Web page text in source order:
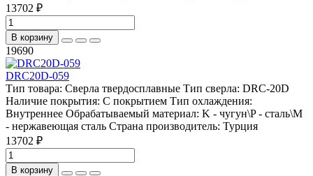
13702 ₽
В корзину
19690
DRC20D-059
Тип товара: Сверла твердосплавные Тип сверла: DRC-20D
Наличие покрытия: С покрытием Тип охлаждения:
Внутреннее Обрабатываемый материал: K - чугун\P - сталь\М
- нержавеющая сталь Страна производитель: Турция
13702 ₽
В корзину